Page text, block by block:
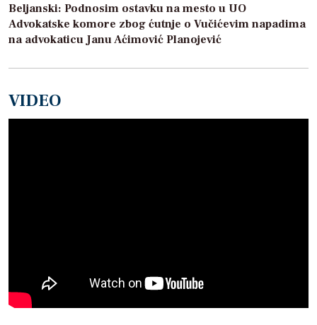
Beljanski: Podnosim ostavku na mesto u UO
Advokatske komore zbog ćutnje o Vučićevim napadima
na advokaticu Janu Aćimović Planojević
VIDEO